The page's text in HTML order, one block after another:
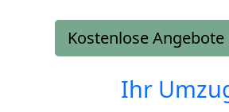
Kostenlose
Ihr